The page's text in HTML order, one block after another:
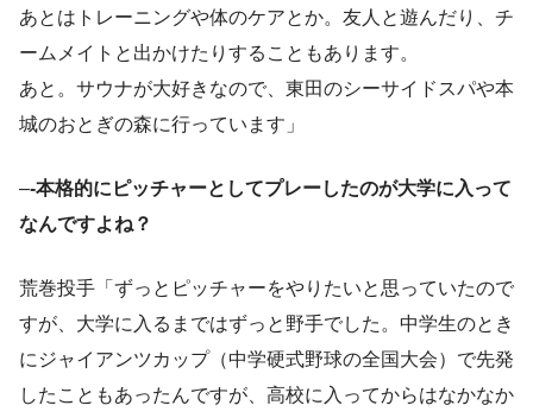
あとはトレーニングや体のケアとか。友人と遊んだり、チ
ームメイトと出かけたりすることもあります。
あと。サウナが大好きなので、東田のシーサイドスパや本
城のおとぎの森に行っています」
–-本格的にピッチャーとしてプレーしたのが大学に入って
なんですよね？
荒巻投手「ずっとピッチャーをやりたいと思っていたので
すが、大学に入るまではずっと野手でした。中学生のとき
にジャイアンツカップ（中学硬式野球の全国大会）で先発
したこともあったんですが、高校に入ってからはなかなか